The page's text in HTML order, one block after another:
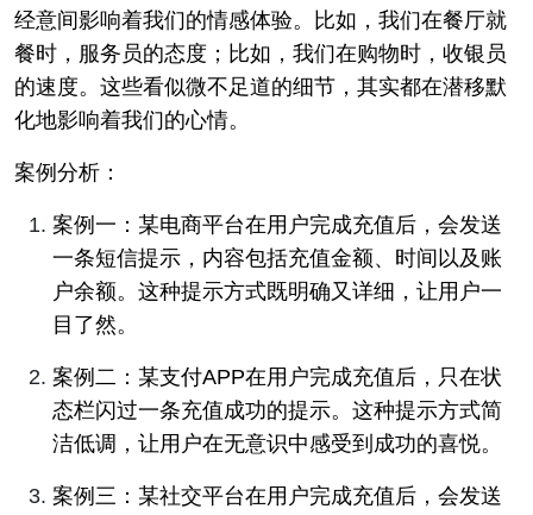
经意间影响着我们的情感体验。比如，我们在餐厅就
餐时，服务员的态度；比如，我们在购物时，收银员
的速度。这些看似微不足道的细节，其实都在潜移默
化地影响着我们的心情。
案例分析：
案例一：某电商平台在用户完成充值后，会发送
一条短信提示，内容包括充值金额、时间以及账
户余额。这种提示方式既明确又详细，让用户一
目了然。
案例二：某支付APP在用户完成充值后，只在状
态栏闪过一条充值成功的提示。这种提示方式简
洁低调，让用户在无意识中感受到成功的喜悦。
案例三：某社交平台在用户完成充值后，会发送